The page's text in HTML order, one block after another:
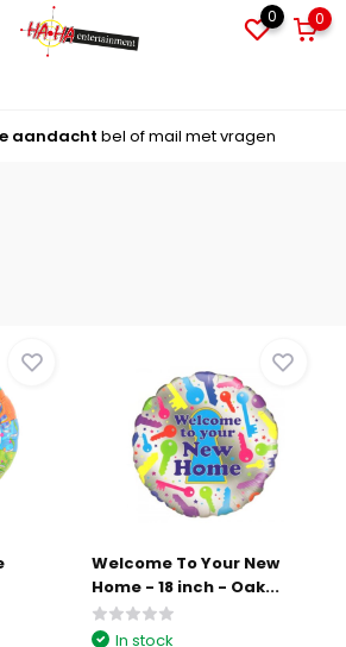
0 0
aandacht bel of mail met vragen
Welcome To Your New
Home - 18 inch - Oak...
In stock